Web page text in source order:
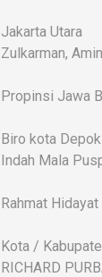
Jakarta Utara
Zulkarman,
Propinsi Jawa
Biro kota Depok
Indah Mala
Rahmat Hidayat
Kota /
RICHARD